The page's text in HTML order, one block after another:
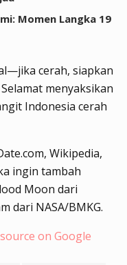
Momen Langka 19
cerah, siapkan
menyaksikan
Indonesia cerah
Wikipedia,
ingin tambah
Moon dari
dari NASA/BMKG.
on Google